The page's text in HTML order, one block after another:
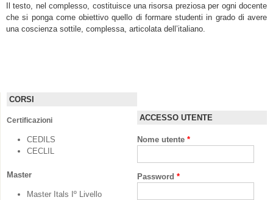
Il testo, nel complesso, costituisce una risorsa preziosa per ogni docente
che si ponga come obiettivo quello di formare studenti in grado di avere
una coscienza sottile, complessa, articolata dell’italiano.
CORSI
Certificazioni
CEDILS
CECLIL
Master
Master Itals Iº Livello
ACCESSO UTENTE
Nome utente *
Password *